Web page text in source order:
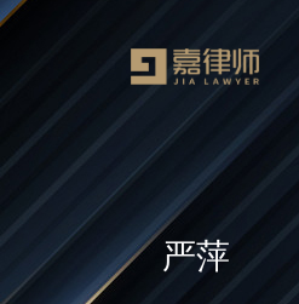
严萍